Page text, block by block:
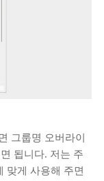
그룹명 오버라이
됩니다. 저는 주
맞게 사용해 주면